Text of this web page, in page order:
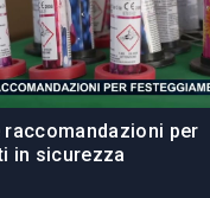
raccomandazioni per
in sicurezza